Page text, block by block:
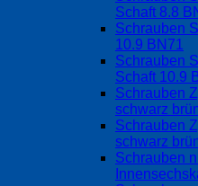
Schaft 8.8
Schrauben
10.9 BN71
Schrauben
Schaft 10.9
Schrauben
schwarz
Schrauben
schwarz
Schrauben